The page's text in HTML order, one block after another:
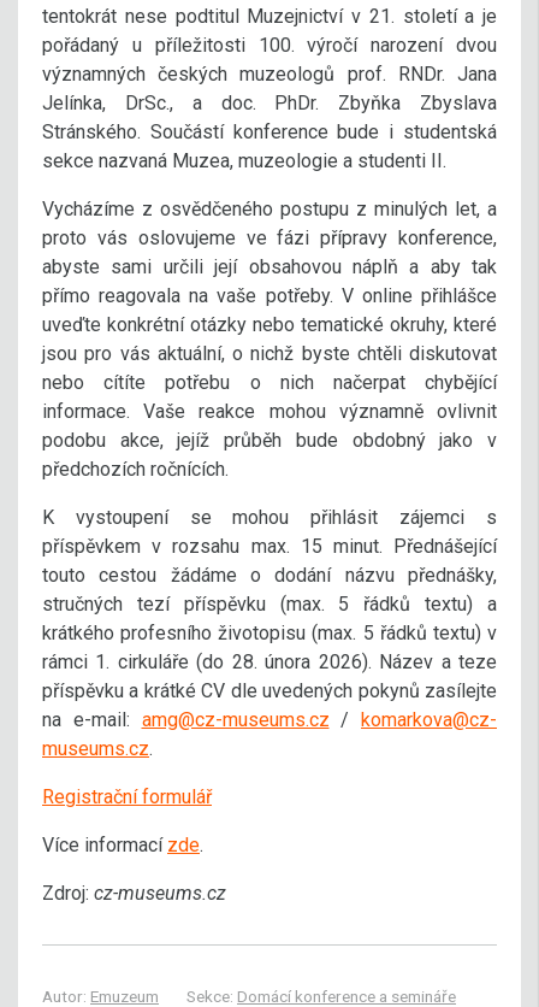
tentokrát nese podtitul Muzejnictví v 21. století a je
pořádaný u příležitosti 100. výročí narození dvou
významných českých muzeologů prof. RNDr. Jana
Jelínka, DrSc., a doc. PhDr. Zbyňka Zbyslava
Stránského. Součástí konference bude i studentská
sekce nazvaná Muzea, muzeologie a studenti II.
Vycházíme z osvědčeného postupu z minulých let, a
proto vás oslovujeme ve fázi přípravy konference,
abyste sami určili její obsahovou náplň a aby tak
přímo reagovala na vaše potřeby. V online přihlášce
uveďte konkrétní otázky nebo tematické okruhy, které
jsou pro vás aktuální, o nichž byste chtěli diskutovat
nebo cítíte potřebu o nich načerpat chybějící
informace. Vaše reakce mohou významně ovlivnit
podobu akce, jejíž průběh bude obdobný jako v
předchozích ročnících.
K vystoupení se mohou přihlásit zájemci s
příspěvkem v rozsahu max. 15 minut. Přednášející
touto cestou žádáme o dodání názvu přednášky,
stručných tezí příspěvku (max. 5 řádků textu) a
krátkého profesního životopisu (max. 5 řádků textu) v
rámci 1. cirkuláře (do 28. února 2026). Název a teze
příspěvku a krátké CV dle uvedených pokynů zasílejte
na e-mail: amg@cz-museums.cz / komarkova@cz-
museums.cz.
Registrační formulář
Více informací zde.
Zdroj: cz-museums.cz
Autor: Emuzeum Sekce: Domácí konference a semináře